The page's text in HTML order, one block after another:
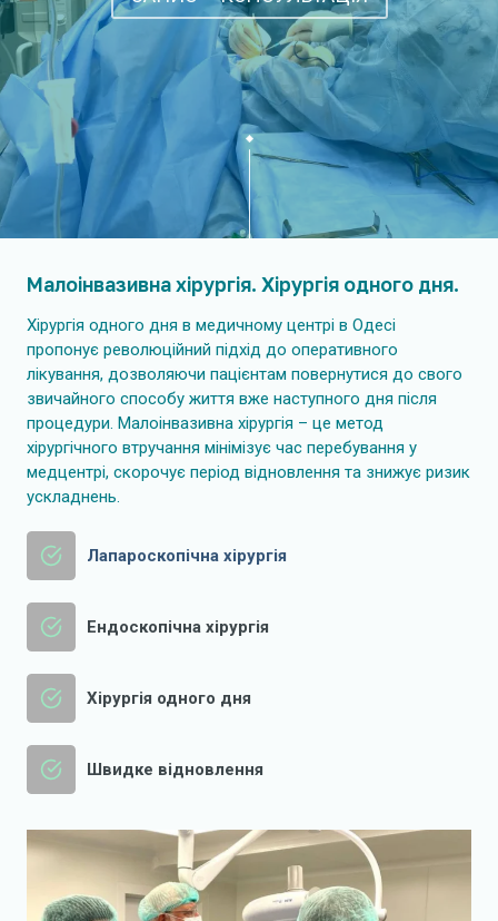
Малоінвазивна хірургія. Хірургія одного дня.
Хірургія одного дня в медичному центрі в Одесі
пропонує революційний підхід до оперативного
лікування, дозволяючи пацієнтам повернутися до свого
звичайного способу життя вже наступного дня після
процедури. Малоінвазивна хірургія – це метод
хірургічного втручання мінімізує час перебування у
медцентрі, скорочує період відновлення та знижує ризик
ускладнень.
Лапароскопічна хірургія
Ендоскопічна хірургія
Хірургія одного дня
Швидке відновлення